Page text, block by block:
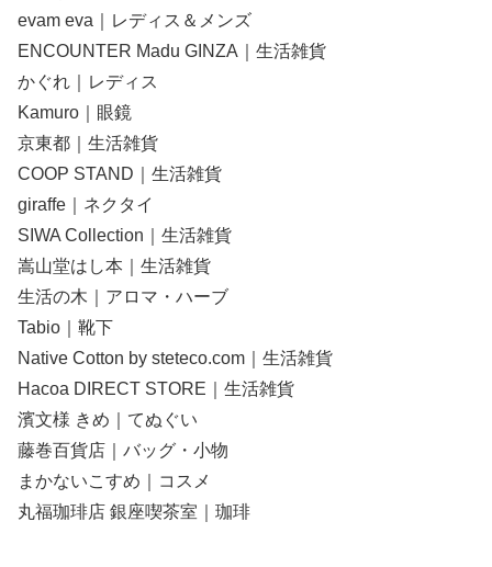
evam eva｜レディス＆メンズ
ENCOUNTER Madu GINZA｜生活雑貨
かぐれ｜レディス
Kamuro｜眼鏡
京東都｜生活雑貨
COOP STAND｜生活雑貨
giraffe｜ネクタイ
SIWA Collection｜生活雑貨
嵩山堂はし本｜生活雑貨
生活の木｜アロマ・ハーブ
Tabio｜靴下
Native Cotton by steteco.com｜生活雑貨
Hacoa DIRECT STORE｜生活雑貨
濱文様 きめ｜てぬぐい
藤巻百貨店｜バッグ・小物
まかないこすめ｜コスメ
丸福珈琲店 銀座喫茶室｜珈琲